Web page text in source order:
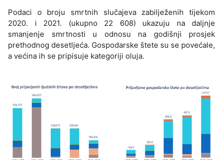
Podaci o broju smrtnih slučajeva zabilježenih tijekom
2020. i 2021. (ukupno 22 608) ukazuju na daljnje
smanjenje smrtnosti u odnosu na godišnji prosjek
prethodnog desetljeća. Gospodarske štete su se povećale,
a većina ih se pripisuje kategoriji oluja.